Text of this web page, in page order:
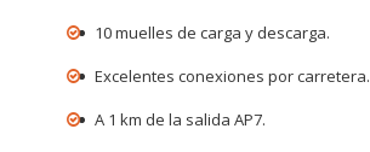
10 muelles de carga y descarga.
Excelentes conexiones por carretera.
A 1 km de la salida AP7.